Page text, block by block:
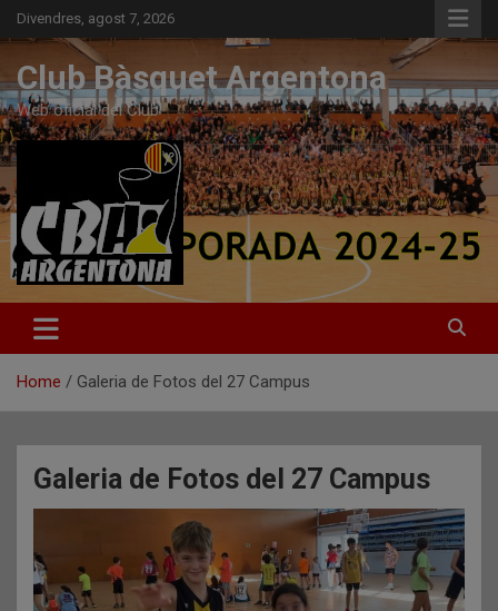
Skip
to
Divendres, agost 7, 2026
Club Bàsquet Argentona
Web oficial del Club
Home Galeria de Fotos del 27 Campus
Galeria de Fotos del 27 Campus